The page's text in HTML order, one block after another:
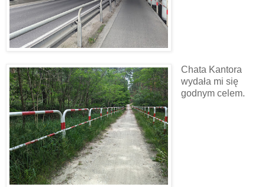
Chata Kantora
wydała mi się
godnym celem.